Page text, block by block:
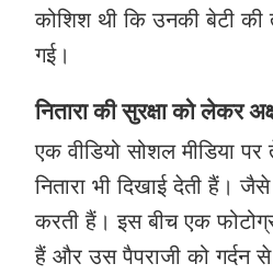
कोशिश थी कि उनकी बेटी की
गई।
नितारा की सुरक्षा को लेकर
एक वीडियो सोशल मीडिया
नितारा भी दिखाई देती हैं।
करती हैं। इस बीच एक
हैं और उस पैपराजी को गर्दन